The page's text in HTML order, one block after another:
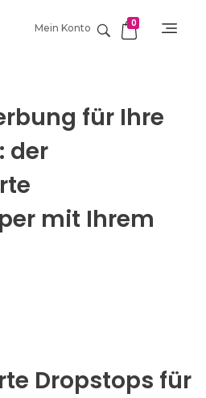
Mein Konto 0
für Ihre
der
mit Ihrem
Dropstops für